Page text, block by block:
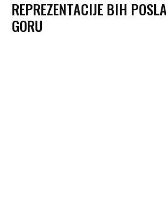
REPREZENTACIJE BIH
GORU